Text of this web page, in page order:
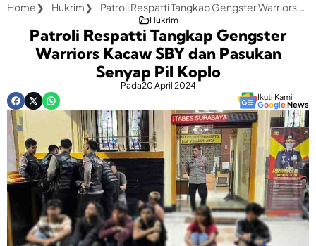
Home Hukrim Patroli Respatti Tangkap Gengster Warriors Kacaw SBY dan Pasukan Senyap Pil Koplo
Hukrim
Patroli Respatti Tangkap Gengster
Warriors Kacaw SBY dan Pasukan
Senyap Pil Koplo
Pada20 April 2024
Ikuti Kami
GoogleNews